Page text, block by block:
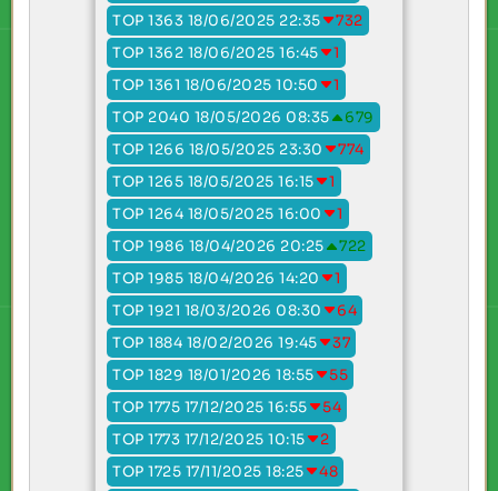
TOP 1363 18/06/2025 22:35
732
TOP 1362 18/06/2025 16:45
1
TOP 1361 18/06/2025 10:50
1
TOP 2040 18/05/2026 08:35
679
TOP 1266 18/05/2025 23:30
774
TOP 1265 18/05/2025 16:15
1
TOP 1264 18/05/2025 16:00
1
TOP 1986 18/04/2026 20:25
722
TOP 1985 18/04/2026 14:20
1
TOP 1921 18/03/2026 08:30
64
TOP 1884 18/02/2026 19:45
37
TOP 1829 18/01/2026 18:55
55
TOP 1775 17/12/2025 16:55
54
TOP 1773 17/12/2025 10:15
2
TOP 1725 17/11/2025 18:25
48